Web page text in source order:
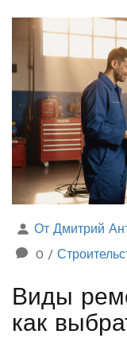
От Дмитрий
0 /
Виды
как